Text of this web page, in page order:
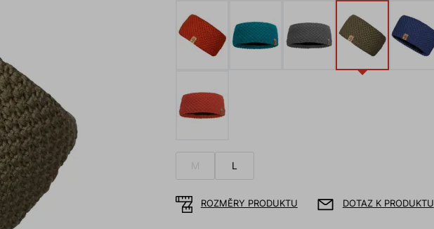
M L
ROZMĚRY PRODUKTU DOTAZ K PRODUKTU